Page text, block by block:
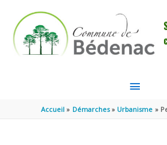
MENU
Accueil Démarches Urbanisme